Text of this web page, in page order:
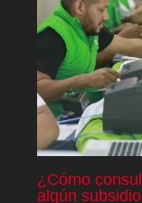
¿Cómo
algún